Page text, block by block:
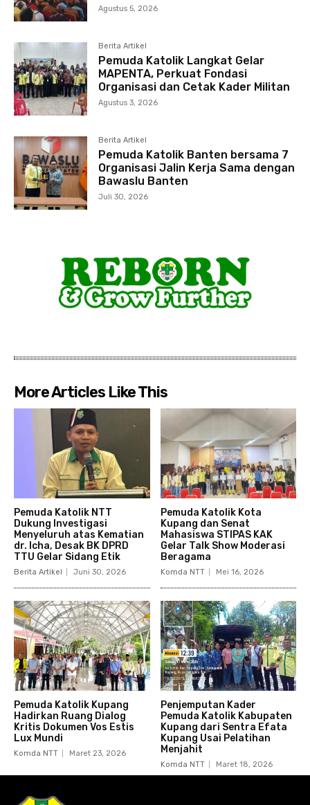
Agustus 5, 2026
Berita Artikel
Pemuda Katolik Langkat Gelar
MAPENTA, Perkuat Fondasi
Organisasi dan Cetak Kader Militan
Agustus 3, 2026
Berita Artikel
Pemuda Katolik Banten bersama 7
Organisasi Jalin Kerja Sama dengan
Bawaslu Banten
Juli 30, 2026
More Articles Like This
Pemuda Katolik NTT
Dukung Investigasi
Menyeluruh atas Kematian
dr. Icha, Desak BK DPRD
TTU Gelar Sidang Etik
Berita Artikel Juni 30, 2026
Pemuda Katolik Kota
Kupang dan Senat
Mahasiswa STIPAS KAK
Gelar Talk Show Moderasi
Beragama
Komda NTT Mei 16, 2026
Pemuda Katolik Kupang
Hadirkan Ruang Dialog
Kritis Dokumen Vos Estis
Lux Mundi
Komda NTT Maret 23, 2026
Penjemputan Kader
Pemuda Katolik Kabupaten
Kupang dari Sentra Efata
Kupang Usai Pelatihan
Menjahit
Komda NTT Maret 18, 2026